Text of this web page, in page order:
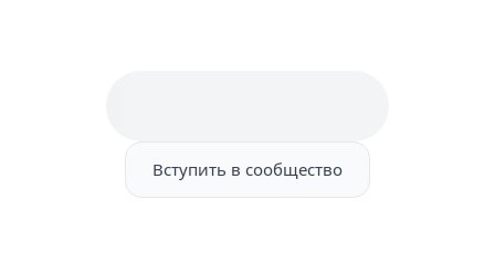
Вступить в сообщество